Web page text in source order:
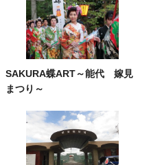
SAKURA蝶ART～能代 嫁見
まつり～